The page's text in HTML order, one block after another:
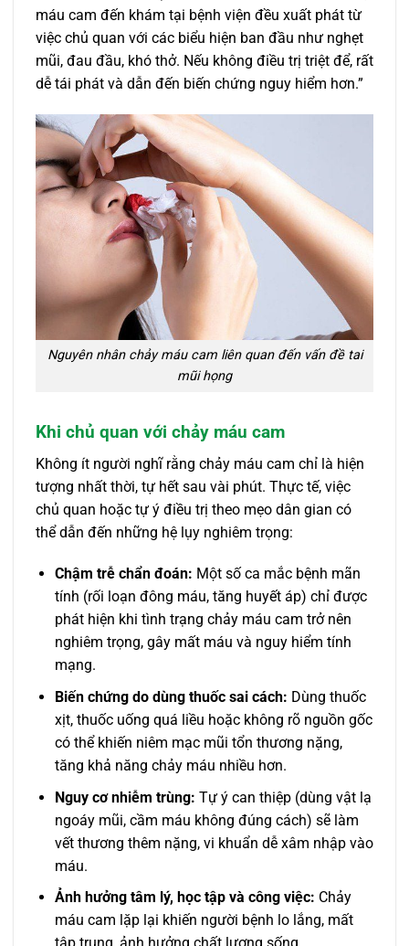
máu cam đến khám tại bệnh viện đều xuất phát từ
việc chủ quan với các biểu hiện ban đầu như nghẹt
mũi, đau đầu, khó thở. Nếu không điều trị triệt để, rất
dễ tái phát và dẫn đến biến chứng nguy hiểm hơn.”
Nguyên nhân chảy máu cam liên quan đến vấn đề tai
mũi họng
Khi chủ quan với chảy máu cam
Không ít người nghĩ rằng chảy máu cam chỉ là hiện
tượng nhất thời, tự hết sau vài phút. Thực tế, việc
chủ quan hoặc tự ý điều trị theo mẹo dân gian có
thể dẫn đến những hệ lụy nghiêm trọng:
Chậm trễ chẩn đoán: Một số ca mắc bệnh mãn
tính (rối loạn đông máu, tăng huyết áp) chỉ được
phát hiện khi tình trạng chảy máu cam trở nên
nghiêm trọng, gây mất máu và nguy hiểm tính
mạng.
Biến chứng do dùng thuốc sai cách: Dùng thuốc
xịt, thuốc uống quá liều hoặc không rõ nguồn gốc
có thể khiến niêm mạc mũi tổn thương nặng,
tăng khả năng chảy máu nhiều hơn.
Nguy cơ nhiễm trùng: Tự ý can thiệp (dùng vật lạ
ngoáy mũi, cầm máu không đúng cách) sẽ làm
vết thương thêm nặng, vi khuẩn dễ xâm nhập vào
máu.
Ảnh hưởng tâm lý, học tập và công việc: Chảy
máu cam lặp lại khiến người bệnh lo lắng, mất